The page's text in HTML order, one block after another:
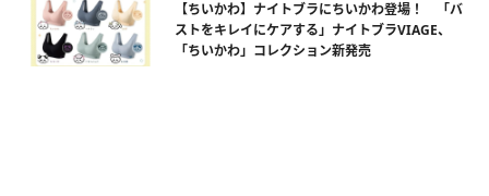
【ちいかわ】ナイトブラにちいかわ登場！ 「バ
ストをキレイにケアする」ナイトブラVIAGE、
「ちいかわ」コレクション新発売